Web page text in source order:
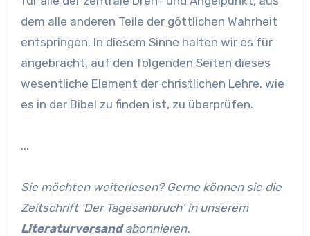
dem alle anderen Teile der göttlichen Wahrheit
entspringen. In diesem Sinne halten wir es für
angebracht, auf den folgenden Seiten dieses
wesentliche Element der christlichen Lehre, wie
es in der Bibel zu finden ist, zu überprüfen.
...
Sie möchten weiterlesen? Gerne können sie die
Zeitschrift 'Der Tagesanbruch' in unserem
Literaturversandabonnieren.